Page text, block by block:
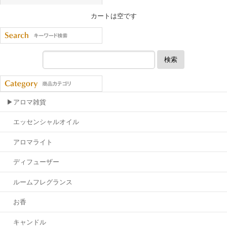
カートは空です
検索
▶アロマ雑貨
エッセンシャルオイル
アロマライト
ディフューザー
ルームフレグランス
お香
キャンドル